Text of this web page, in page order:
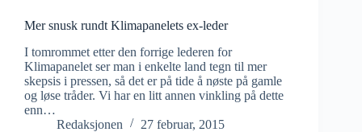
Mer snusk rundt Klimapanelets ex-leder
I tomrommet etter den forrige lederen for
Klimapanelet ser man i enkelte land tegn til mer
skepsis i pressen, så det er på tide å nøste på gamle
og løse tråder. Vi har en litt annen vinkling på dette
enn…
Redaksjonen
27 februar, 2015